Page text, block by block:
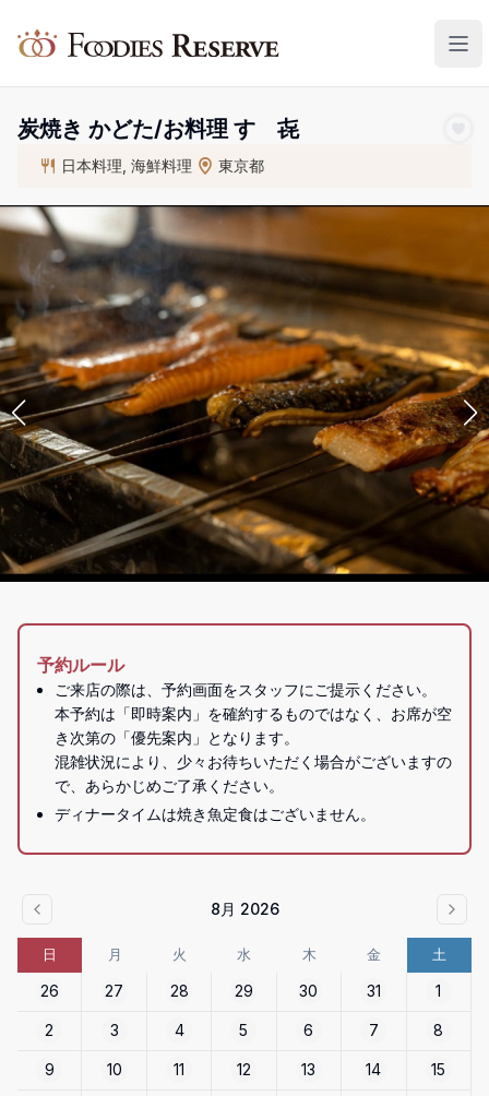
Foodies Reserve
炭焼き かどた/お料理 すゞ㐂
日本料理, 海鮮料理 東京都
予約ルール
ご来店の際は、予約画面をスタッフにご提示ください。
本予約は「即時案内」を確約するものではなく、お席が空
き次第の「優先案内」となります。
混雑状況により、少々お待ちいただく場合がございますの
で、あらかじめご了承ください。
ディナータイムは焼き魚定食はございません。
8月 2026
日 月 火 水 木 金 土
26 27 28 29 30 31 1
2 3 4 5 6 7 8
9 10 11 12 13 14 15